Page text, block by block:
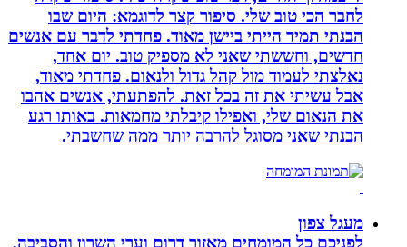
לחבר הכי טוב שלי. סיפור קצר לדוגמא: היום שבו
הבנתי תמיד הייתי ביישן מאוד. פחדתי לדבר עם אנשים
חדשים, וחששתי שאני לא מספיק טוב. יום אחד,
נאלצתי לעמוד מול קהל גדול ולנאום. פחדתי מאוד,
אבל עשיתי את זה בכל זאת. להפתעתי, אנשים אהבו
את הנאום שלי, ואפילו קיבלתי מחמאות. באותו רגע
הבנתי שאני מסוגל להרבה יותר ממה שחשבתי.
מעגל צפון
לפניכם כל המומחים מאזור דרום וערי השרון והסביבה,